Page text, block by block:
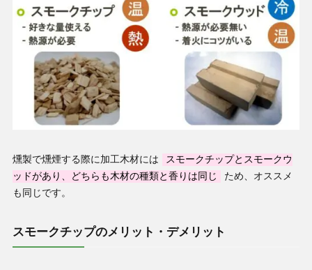
燻製で燻煙する際に加工木材には
スモークチップとスモークウ
ッドがあり、どちらも木材の種類と香りは同じ
ため、オススメ
も同じです。
スモークチップのメリット・デメリット